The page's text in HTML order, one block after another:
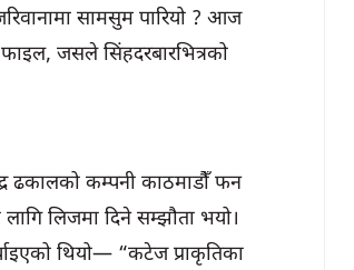
सामसुम पारियो ? आज
फाइल, जसले सिंहदरबारभित्रको
ढकालको कम्पनी काठमाडौँ फन
लागि लिजमा दिने सम्झौता भयो।
थियो— “कटेज प्राकृतिका